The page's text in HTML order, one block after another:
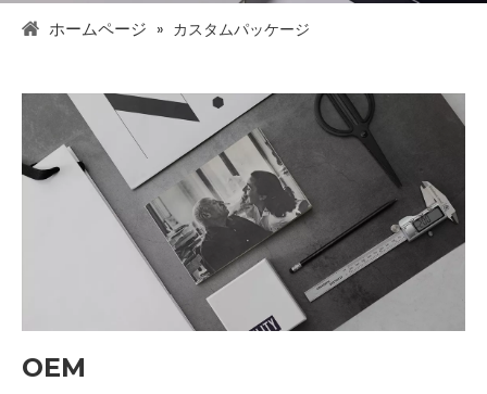
ホームページ » カスタムパッケージ
OEM